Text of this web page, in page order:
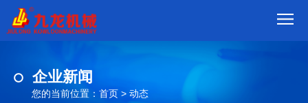
企业新闻
您的当前位置： 首页 > 动态